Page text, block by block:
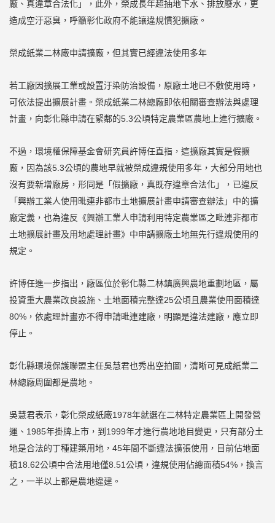
廠、真違章合法化」，此外，榮成長年超抽地下水、排放廢水，更
造成空汙惡臭，呼籲彰化政府不能讓違規慣犯擴廠。
榮成紙業二林廠申請擴廠，但其實已經違法使用多年
若工廠因擴展工業或設置汙染防治設備，原廠土地已不敷使用時，
可依法提出擴展計畫。榮成紙業二林總廠即依相關審查辦法與處理
計畫，向彰化縣申請在緊鄰的5.3公頃特定農業區農地上進行擴廠。
不過，環境權保障基金會研究員許博任直指，這擴廠其實是假擴
廠，因為該5.3公頃的農地早就被榮成違規使用多年，大部分用地也
沒有要新增廠房，形同是「假擴廠，真既存違章合法化」，已違反
「興辦工業人使用毗連非都市土地擴展計畫申請審查辦法」中的擴
廠定義，也為違反《興辦工業人申請利用特定農業區之毗連非都市
土地擴展計畫及用地處理計畫》中申請擴廠土地無先行違規使用的
規定。
許博任進一步指出，廠區位於彰化縣二林鎮廣興農地重劃地區，屬
投資重大農業改良設施、土地面積完整達25公頃且農業使用面積達
80%，依處理計畫亦不得申請毗連建廠，明顯是違法建廠，應立即
停止。
彰化縣環境保護聯盟主任吳慧君也秀出空拍圖，清晰可見成紙業二
林總廠周圍都是農地。
吳慧君表示，彰化榮成紙廠1978年就選在二林特定農業區上開發營
運、1985年掛牌上市，到1999年才進行農地地目變更，只有部分土
地是合法的丁種建築用地，45年間不斷違法擴張使用，目前佔地面
積18.62公頃中合法用地僅8.51公頃，違規使用佔總面積54%，換言
之，一半以上都是農地違建。